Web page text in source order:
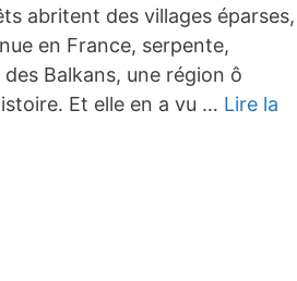
abritent des villages éparses,
en France, serpente,
Balkans, une région ô
Et elle en a vu … Lire la